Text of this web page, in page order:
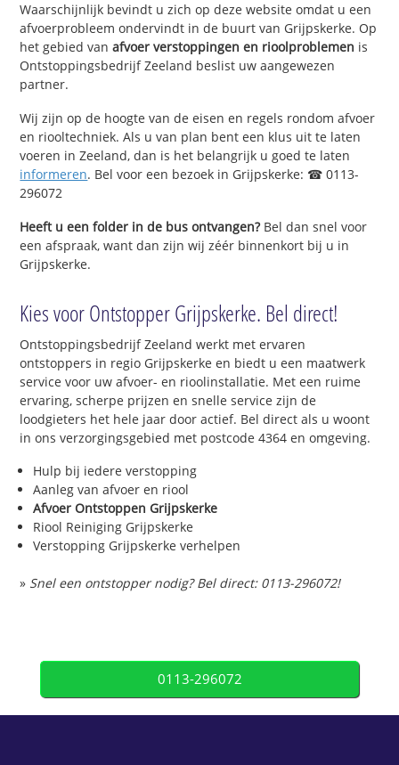
Waarschijnlijk bevindt u zich op deze website omdat u een
afvoerprobleem ondervindt in de buurt van Grijpskerke. Op
het gebied vanafvoer verstoppingen en rioolproblemen is
Ontstoppingsbedrijf Zeeland beslist uw aangewezen
partner.
Wij zijn op de hoogte van de eisen en regels rondom afvoer
en riooltechniek. Als u van plan bent een klus uit te laten
voeren in Zeeland, dan is het belangrijk u goed te laten
informeren. Bel voor een bezoek in Grijpskerke: ☎ 0113-
296072
Heeft u een folder in de bus ontvangen?Bel dan snel voor
een afspraak, want dan zijn wij zéér binnenkort bij u in
Grijpskerke.
Kies voor Ontstopper Grijpskerke. Bel direct!
Ontstoppingsbedrijf Zeeland werkt met ervaren
ontstoppers in regio Grijpskerke en biedt u een maatwerk
service voor uw afvoer- en rioolinstallatie. Met een ruime
ervaring, scherpe prijzen en snelle service zijn de
loodgieters het hele jaar door actief. Bel direct als u woont
in ons verzorgingsgebied met postcode 4364 en omgeving.
Hulp bij iedere verstopping
Aanleg van afvoer en riool
Afvoer Ontstoppen Grijpskerke
Riool Reiniging Grijpskerke
Verstopping Grijpskerke verhelpen
» Snel een ontstopper nodig? Bel direct: 0113-296072!
0113-296072